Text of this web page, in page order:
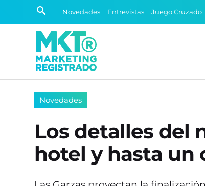
Novedades Entrevistas Juego Cruzado
Novedades
Los detalles del
hotel y hasta un